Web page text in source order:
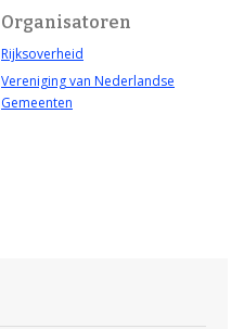
Organisatoren
Rijksoverheid
Vereniging van Nederlandse
Gemeenten